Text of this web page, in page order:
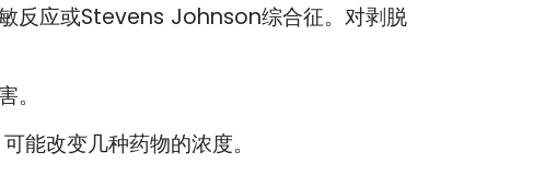
反应或Stevens Johnson综合征。对剥脱
能改变几种药物的浓度。